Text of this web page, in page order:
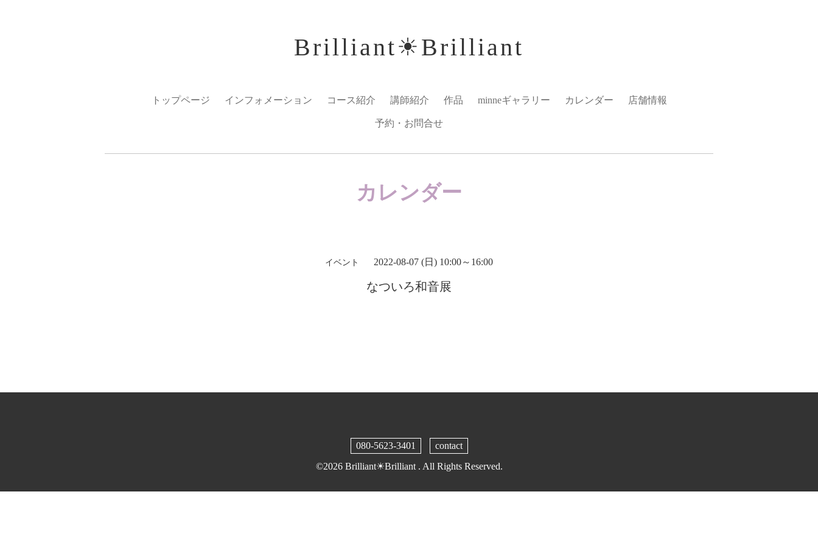
Brilliant☀︎Brilliant
トップページ インフォメーション コース紹介 講師紹介 作品 minneギャラリー カレンダー 店舗情報
予約・お問合せ
カレンダー
イベント 2022-08-07 (日) 10:00～16:00
なついろ和音展
080-5623-3401
contact
©2026 Brilliant☀︎Brilliant . All Rights Reserved.